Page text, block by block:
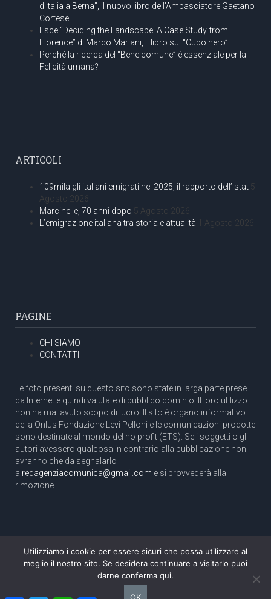
d’Italia a Berna”, il nuovo libro dell’Ambasciatore Gaetano
Cortese
Esce “Deciding the Landscape. A Case Study from
Florence” di Marco Mariani, il libro sul “Cubo nero”
Perché la ricerca del “Bene comune” è essenziale per la
Felicità umana?
ARTICOLI
109mila gli italiani emigrati nel 2025, il rapporto dell’Istat 5
Agosto 2026
Marcinelle, 70 anni dopo 5 Agosto 2026
L’emigrazione italiana tra storia e attualità 1 Agosto 2026
PAGINE
CHI SIAMO
CONTATTI
Le foto presenti su questo sito sono state in larga parte prese
da Internet e quindi valutate di pubblico dominio. Il loro utilizzo
non ha mai avuto scopo di lucro. Il sito è organo informativo
della Onlus Fondazione Levi Pelloni e le comunicazioni prodotte
sono destinate al mondo del no profit (ETS). Se i soggetti o gli
autori avessero qualcosa in contrario alla pubblicazione non
avranno che da segnalarlo
a redagenziacomunica@gmail.com e si provvederà alla
rimozione.
Copyright 2003 com.unica - Tutti i diritti riservati
Aut. Tribunale di Roma N. 466/2003 dell'11/11/2003
Direttore responsabile: Pino Pelloni [direttore@agenziacomunica.net]
Utilizziamo i cookie per essere sicuri che possa utilizzare al
meglio il nostro sito. Se desidera continuare a visitarlo puoi
darne conferma qui.